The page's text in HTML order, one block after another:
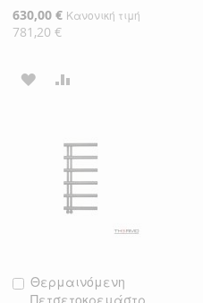
Ειδική
Τιμή
630,00 € Κανονική τιμή
781,20 €
ΠΡΟΣΘΉΚΗ
ΛΊΣΤΑ
ΕΠΙΘΥΜΙΏΝ
ΣΎΓΚΡΙΣΗ
Θερμαινόμενη
Πετσετοκρεμάστρ
Προσθήκη